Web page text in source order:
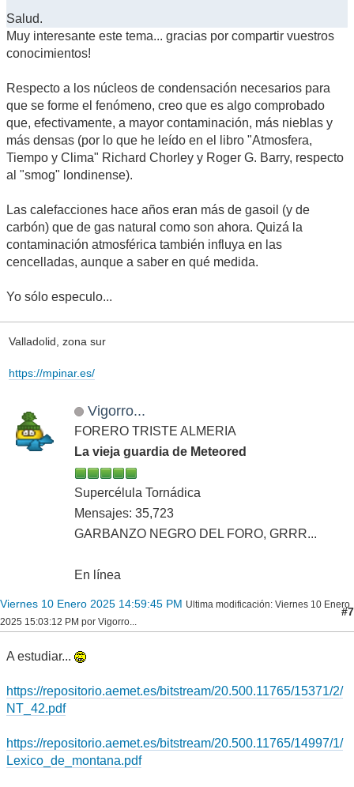
Salud.
Muy interesante este tema... gracias por compartir vuestros
conocimientos!
Respecto a los núcleos de condensación necesarios para
que se forme el fenómeno, creo que es algo comprobado
que, efectivamente, a mayor contaminación, más nieblas y
más densas (por lo que he leído en el libro "Atmosfera,
Tiempo y Clima" Richard Chorley y Roger G. Barry, respecto
al "smog" londinense).
Las calefacciones hace años eran más de gasoil (y de
carbón) que de gas natural como son ahora. Quizá la
contaminación atmosférica también influya en las
cencelladas, aunque a saber en qué medida.
Yo sólo especulo...
Valladolid, zona sur
https://mpinar.es/
Vigorro...
FORERO TRISTE ALMERIA
La vieja guardia de Meteored
Supercélula Tornádica
Mensajes: 35,723
GARBANZO NEGRO DEL FORO, GRRR...
En línea
Viernes 10 Enero 2025 14:59:45 PM Ultima modificación: Viernes 10 Enero
2025 15:03:12 PM por Vigorro...
#7
A estudiar...
https://repositorio.aemet.es/bitstream/20.500.11765/15371/2/
NT_42.pdf
https://repositorio.aemet.es/bitstream/20.500.11765/14997/1/
Lexico_de_montana.pdf